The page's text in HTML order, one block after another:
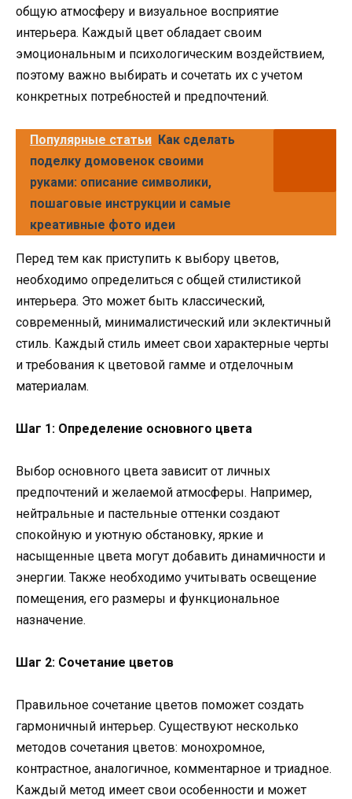
общую атмосферу и визуальное восприятие
интерьера. Каждый цвет обладает своим
эмоциональным и психологическим воздействием,
поэтому важно выбирать и сочетать их с учетом
конкретных потребностей и предпочтений.
Популярные статьи Как сделать
поделку домовенок своими
руками: описание символики,
пошаговые инструкции и самые
креативные фото идеи
Перед тем как приступить к выбору цветов,
необходимо определиться с общей стилистикой
интерьера. Это может быть классический,
современный, минималистический или эклектичный
стиль. Каждый стиль имеет свои характерные черты
и требования к цветовой гамме и отделочным
материалам.
Шаг 1: Определение основного цвета
Выбор основного цвета зависит от личных
предпочтений и желаемой атмосферы. Например,
нейтральные и пастельные оттенки создают
спокойную и уютную обстановку, яркие и
насыщенные цвета могут добавить динамичности и
энергии. Также необходимо учитывать освещение
помещения, его размеры и функциональное
назначение.
Шаг 2: Сочетание цветов
Правильное сочетание цветов поможет создать
гармоничный интерьер. Существуют несколько
методов сочетания цветов: монохромное,
контрастное, аналогичное, комментарное и триадное.
Каждый метод имеет свои особенности и может